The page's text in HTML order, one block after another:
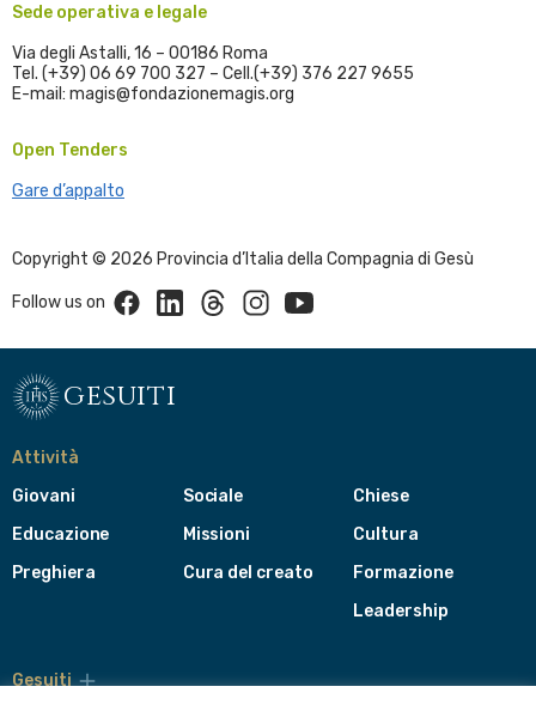
Sede operativa e legale
Via degli Astalli, 16 – 00186 Roma
Tel. (+39) 06 69 700 327 – Cell.(+39) 376 227 9655
E-mail: magis@fondazionemagis.org
Open Tenders
Gare d’appalto
Copyright © 2026 Provincia d’Italia della Compagnia di Gesù
Follow us on FacebookLinkedinThreadsInstagramYoutube
gesuiti
Attività
Giovani
Educazione
Preghiera
Sociale
Missioni
Cura del creato
Chiese
Cultura
Formazione
Leadership
Gesuiti